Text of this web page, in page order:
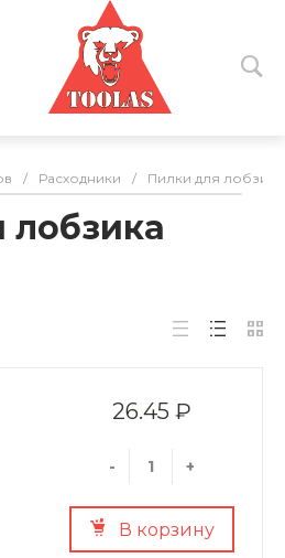
/ Расходники / Пилки для лобзика
лобзика
26.45 ₽
- +
В корзину